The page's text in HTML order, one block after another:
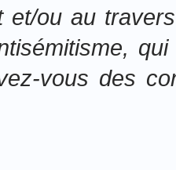
et/ou au
vous des